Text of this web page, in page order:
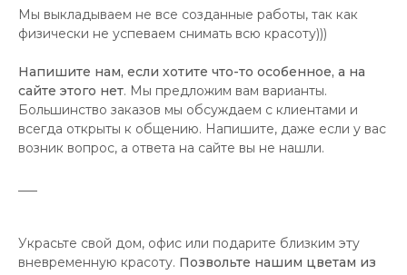
Мы выкладываем не все созданные работы, так как
физически не успеваем снимать всю красоту)))
Напишите нам, если хотите что-то особенное, а на
сайте этого нет. Мы предложим вам варианты.
Большинство заказов мы обсуждаем с клиентами и
всегда открыты к общению. Напишите, даже если у вас
возник вопрос, а ответа на сайте вы не нашли.
Украсьте свой дом, офис или подарите близким эту
вневременную красоту. Позвольте нашим цветам из